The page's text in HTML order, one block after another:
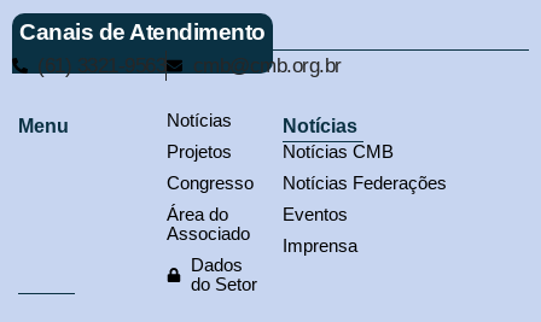
Canais de Atendimento
(61) 3321-9563 cmb@cmb.org.br
Menu
Notícias
Projetos
Congresso
Área do
Associado
Dados
do Setor
Notícias
Notícias CMB
Notícias Federações
Eventos
Imprensa